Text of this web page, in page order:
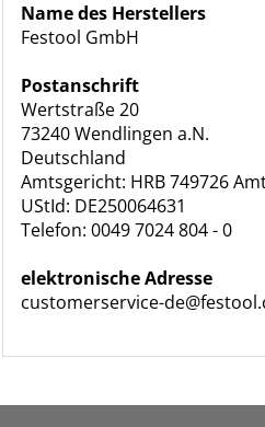
Name des Herstellers
Festool GmbH
Postanschrift
Wertstraße 20
73240 Wendlingen a.N.
Deutschland
Amtsgericht: HRB 749726
UStId: DE250064631
Telefon: 0049 7024 804 - 0
elektronische Adresse
customerservice-